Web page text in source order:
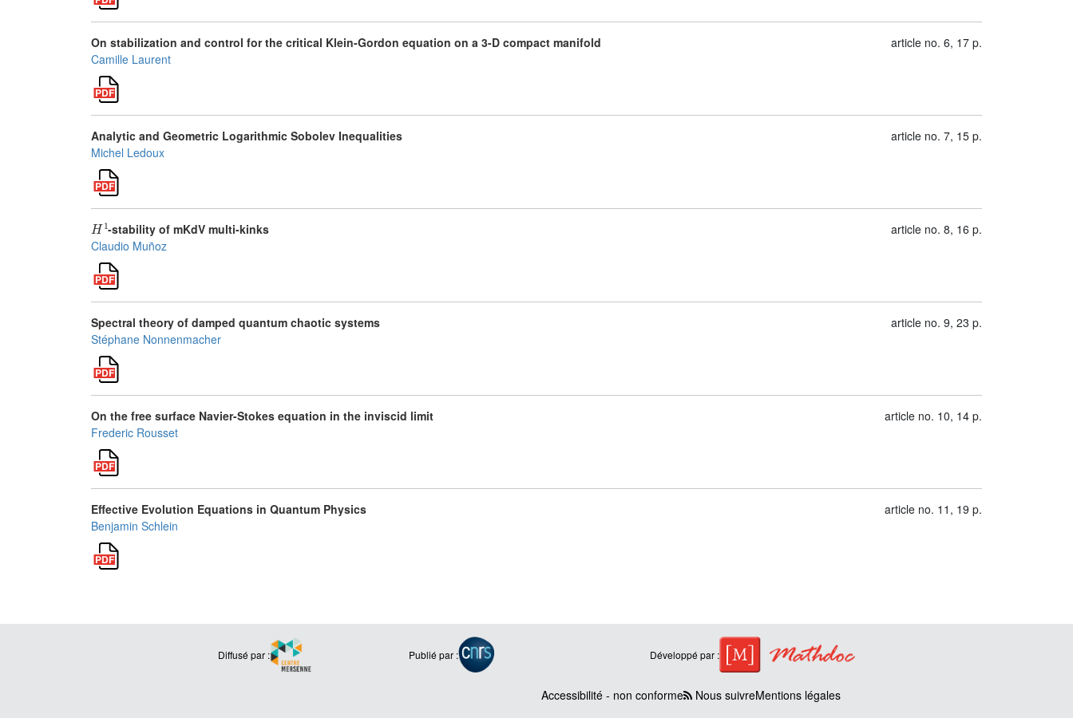
On stabilization and control for the critical Klein-Gordon equation on a 3-D compact manifold
Camille Laurent
article no. 6, 17 p.
Analytic and Geometric Logarithmic Sobolev Inequalities
Michel Ledoux
article no. 7, 15 p.
H1-stability of mKdV multi-kinks
Claudio Muñoz
article no. 8, 16 p.
Spectral theory of damped quantum chaotic systems
Stéphane Nonnenmacher
article no. 9, 23 p.
On the free surface Navier-Stokes equation in the inviscid limit
Frederic Rousset
article no. 10, 14 p.
Effective Evolution Equations in Quantum Physics
Benjamin Schlein
article no. 11, 19 p.
Diffusé par : Publié par : Développé par :
Accessibilité - non conforme Nous suivreMentions légales